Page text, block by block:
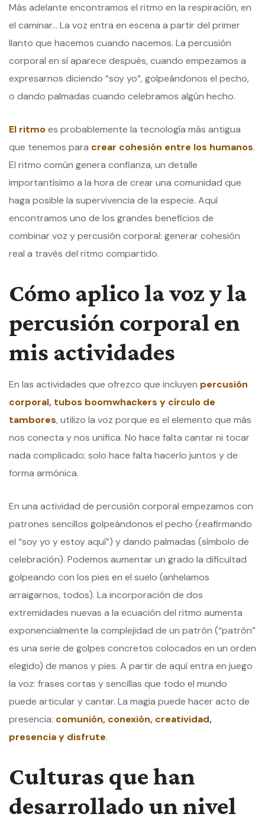
Más adelante encontramos el ritmo en la respiración, en
el caminar… La voz entra en escena a partir del primer
llanto que hacemos cuando nacemos. La percusión
corporal en sí aparece después, cuando empezamos a
expresarnos diciendo “soy yo”, golpeándonos el pecho,
o dando palmadas cuando celebramos algún hecho.
El ritmoes probablemente la tecnología más antigua
que tenemos para crear cohesión entre los humanos.
El ritmo común genera confianza, un detalle
importantísimo a la hora de crear una comunidad que
haga posible la supervivencia de la especie. Aquí
encontramos uno de los grandes beneficios de
combinar voz y percusión corporal: generar cohesión
real a través del ritmo compartido.
Cómo aplico la voz y la
percusión corporal en
mis actividades
En las actividades que ofrezco que incluyen percusión
corporal, tubos boomwhackers y círculo de
tambores, utilizo la voz porque es el elemento que más
nos conecta y nos unifica. No hace falta cantar ni tocar
nada complicado; solo hace falta hacerlo juntos y de
forma armónica.
En una actividad de percusión corporal empezamos con
patrones sencillos golpeándonos el pecho (reafirmando
el “soy yo y estoy aquí”) y dando palmadas (símbolo de
celebración). Podemos aumentar un grado la dificultad
golpeando con los pies en el suelo (anhelamos
arraigarnos, todos). La incorporación de dos
extremidades nuevas a la ecuación del ritmo aumenta
exponencialmente la complejidad de un patrón (“patrón”
es una serie de golpes concretos colocados en un orden
elegido) de manos y pies. A partir de aquí entra en juego
la voz: frases cortas y sencillas que todo el mundo
puede articular y cantar. La magia puede hacer acto de
presencia: comunión, conexión, creatividad,
presencia y disfrute.
Culturas que han
desarrollado un nivel